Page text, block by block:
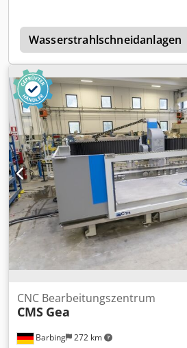
Wasserstrahlschneidanlagen
Barbing 272 km
CNC Bearbeitungszentrum
CMS Gea